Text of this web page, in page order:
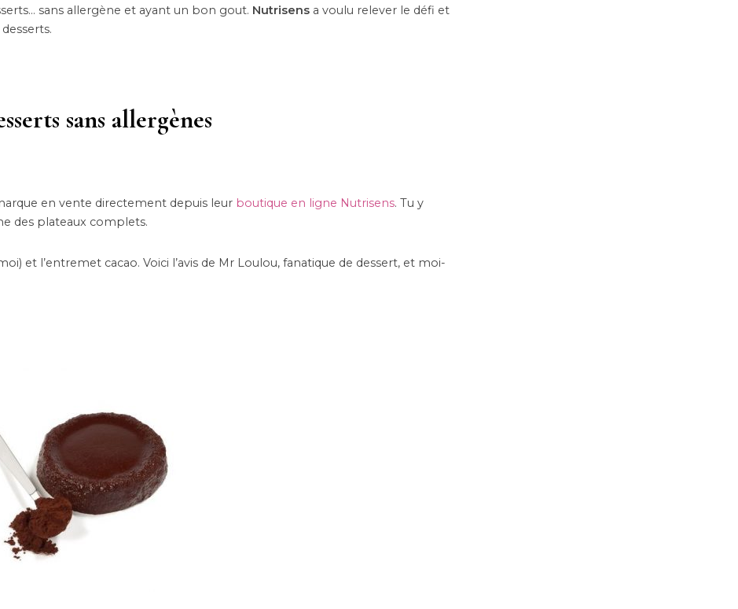
sans allergène et ayant un bon gout. Nutrisens a voulu relever le défi et
sans allergènes
en vente directement depuis leur boutique en ligne Nutrisens. Tu y
des plateaux complets.
et l’entremet cacao. Voici l’avis de Mr Loulou, fanatique de dessert, et moi-